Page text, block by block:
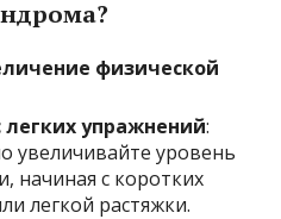
физической
легких упражнений:
увеличивайте уровень
начиная с коротких
легкой растяжки.